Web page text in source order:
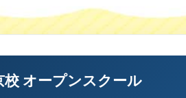
オープンスクール